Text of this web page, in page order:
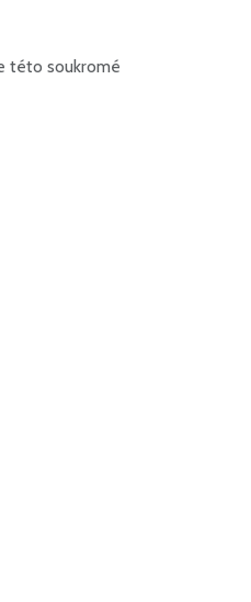
této soukromé